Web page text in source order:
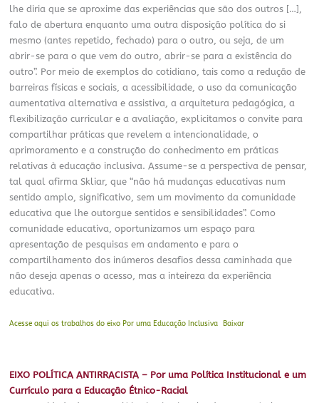
lhe diria que se aproxime das experiências que são dos outros […],
falo de abertura enquanto uma outra disposição política do si
mesmo (antes repetido, fechado) para o outro, ou seja, de um
abrir-se para o que vem do outro, abrir-se para a existência do
outro”. Por meio de exemplos do cotidiano, tais como a redução de
barreiras físicas e sociais, a acessibilidade, o uso da comunicação
aumentativa alternativa e assistiva, a arquitetura pedagógica, a
flexibilização curricular e a avaliação, explicitamos o convite para
compartilhar práticas que revelem a intencionalidade, o
aprimoramento e a construção do conhecimento em práticas
relativas à educação inclusiva. Assume-se a perspectiva de pensar,
tal qual afirma Skliar, que “não há mudanças educativas num
sentido amplo, significativo, sem um movimento da comunidade
educativa que lhe outorgue sentidos e sensibilidades”. Como
comunidade educativa, oportunizamos um espaço para
apresentação de pesquisas em andamento e para o
compartilhamento dos inúmeros desafios dessa caminhada que
não deseja apenas o acesso, mas a inteireza da experiência
educativa.
Acesse aqui os trabalhos do eixo Por uma Educação Inclusiva Baixar
EIXO POLÍTICA ANTIRRACISTA – Por uma Política Institucional e um
Currículo para a Educação Étnico-Racial